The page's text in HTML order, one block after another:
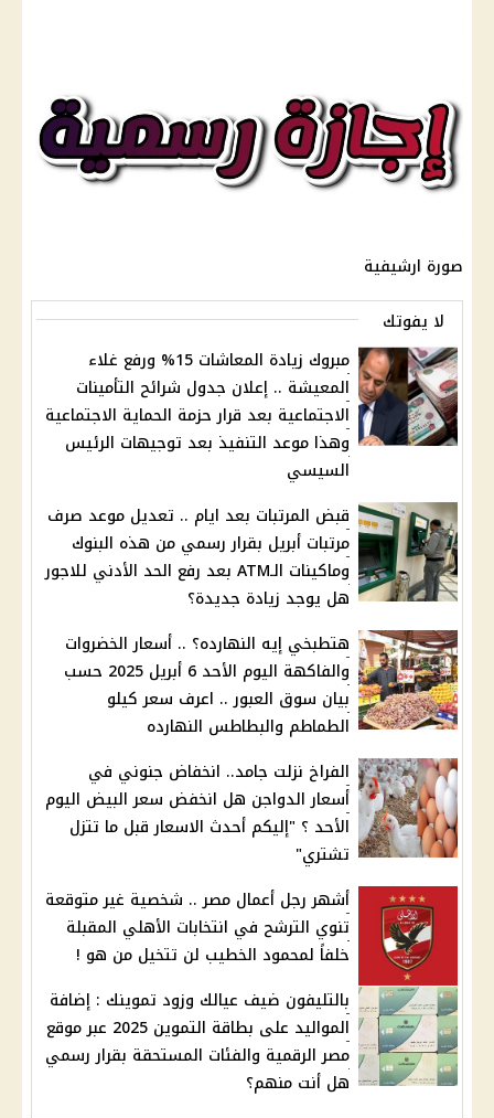
صورة ارشيفية
لا يفوتك
مبروك زيادة المعاشات 15% ورفع غلاء
المعيشة .. إعلان جدول شرائح التأمينات
الاجتماعية بعد قرار حزمة الحماية الاجتماعية
وهذا موعد التنفيذ بعد توجيهات الرئيس
السيسي
قبض المرتبات بعد ايام .. تعديل موعد صرف
مرتبات أبريل بقرار رسمي من هذه البنوك
وماكينات الـATM بعد رفع الحد الأدني للاجور
هل يوجد زيادة جديدة؟
هتطبخي إيه النهارده؟ .. أسعار الخضروات
والفاكهة اليوم الأحد 6 أبريل 2025 حسب
بيان سوق العبور .. اعرف سعر كيلو
الطماطم والبطاطس النهارده
الفراخ نزلت جامد.. انخفاض جنوني في
أسعار الدواجن هل انخفض سعر البيض اليوم
الأحد ؟ "إليكم أحدث الاسعار قبل ما تتزل
تشتري"
أشهر رجل أعمال مصر .. شخصية غير متوقعة
تنوي الترشح في انتخابات الأهلي المقبلة
خلفاً لمحمود الخطيب لن تتخيل من هو !
بالتليفون ضيف عيالك وزود تموينك : إضافة
المواليد على بطاقة التموين 2025 عبر موقع
مصر الرقمية والفئات المستحقة بقرار رسمي
هل أنت منهم؟